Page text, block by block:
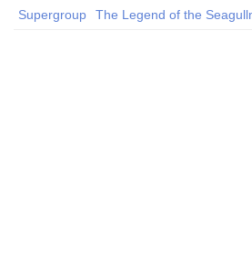
Supergroup
The Legend of the